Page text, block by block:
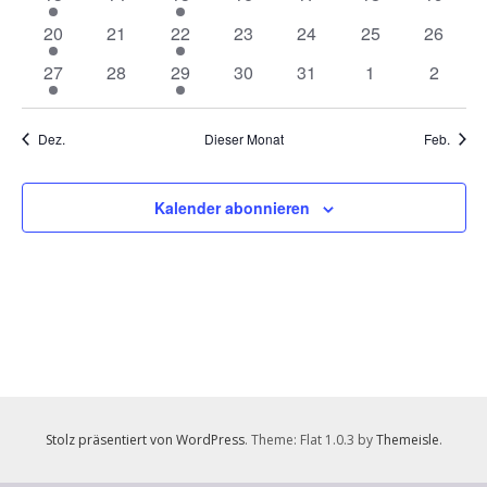
VeranstaltungVeranstaltungenVeranstaltungen
1
Veranstaltung
20
0
Veranstaltungen
21
1
Veranstaltung
22
0
23
0
24
0
25
0
26
1
Veranstaltung
27
0
Veranstaltungen
28
1
Veranstaltung
29
0
30
0
31
0
1
0
2
Dez. Dieser Monat Feb.
Kalender abonnieren
Stolz präsentiert von WordPress. Theme: Flat 1.0.3 byThemeisle.